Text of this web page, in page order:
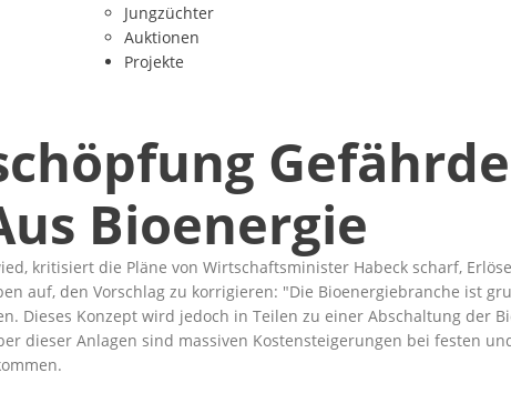
Jungzüchter
Auktionen
Projekte
Bioenergie
kritisiert die Pläne von Wirtschaftsminister Habeck scharf,
auf, den Vorschlag zu korrigieren: "Die Bioenergiebranche ist
Dieses Konzept wird jedoch in Teilen zu einer Abschaltung der
dieser Anlagen sind massiven Kostensteigerungen bei festen